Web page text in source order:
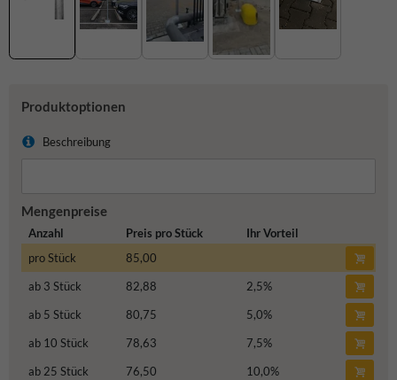
Produktoptionen
Beschreibung
Mengenpreise
Anzahl Preis pro Stück
Ihr Vorteil
pro Stück
85,00
ab 3 Stück
82,88 2,5%
ab 5 Stück
80,75 5,0%
ab 10 Stück
78,63 7,5%
ab 25 Stück
76,50 10,0%